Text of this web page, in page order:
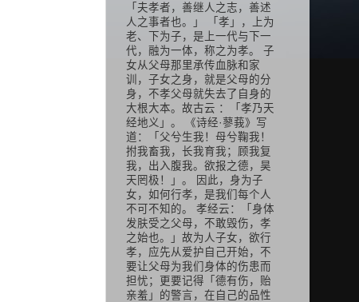
「夫孝者，善继人之志，善述
人之事者也。」 「孝」，上为
老、下为子，是上一代与下一
代，融为一体，称之为孝。 子
女从父母那里承传血脉和家
训，子女之身，就是父母的分
身，不孝父母就失去了自身的
大根大本。故古云 ：「孝乃天
经地义」。 《诗经·蓼莪》写
道：「父兮生我！母兮鞠我！
拊我畜我，长我育我；顾我复
我，出入腹我。欲报之德，昊
天罔极！」。 因此，身为子
女，如何行孝，是我们每个人
不可不知的。 孝经云：「身体
发肤受之父母，不敢毁伤，孝
之始也。」故为人子女，欲行
孝，应先从爱护自己开始，不
要让父母为我们身体的伤患而
担忧；更要记得「德有伤，贻
亲羞」的警言，在自己的品性